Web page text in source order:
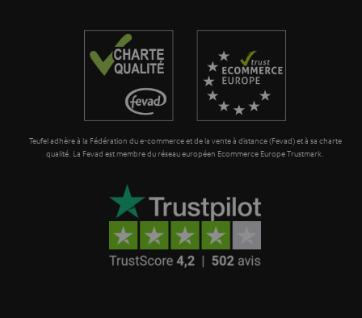
Teufel adhère à la Fédération du e-commerce et de la vente à distance (Fevad) et à sa charte
qualité. La Fevad est membre du réseau européen Ecommerce Europe Trustmark.